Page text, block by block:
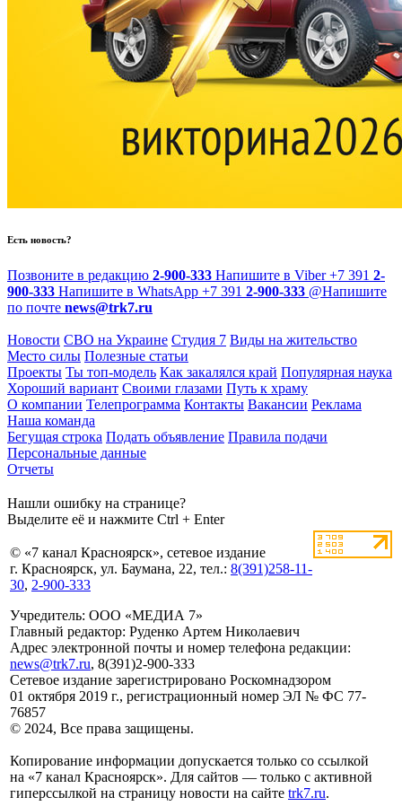
Есть новость?
Позвоните в редакцию 2-900-333 Напишите в Viber +7 391 2-
900-333 Напишите в WhatsApp +7 391 2-900-333 @Напишите
по почте news@trk7.ru
Новости СВО на Украине Студия 7 Виды на жительство
Место силы Полезные статьи
Проекты Ты топ-модель Как закалялся край Популярная наука
Хороший вариант Своими глазами Путь к храму
О компании Телепрограмма Контакты Вакансии Реклама
Наша команда
Бегущая строка Подать объявление Правила подачи
Персональные данные
Отчеты
Нашли ошибку на странице?
Выделите её и нажмите Ctrl + Enter
© «7 канал Красноярск», сетевое издание
г. Красноярск, ул. Баумана, 22, тел.: 8(391)258-11-
30, 2-900-333
Учредитель: ООО «МЕДИА 7»
Главный редактор: Руденко Артем Николаевич
Адрес электронной почты и номер телефона редакции:
news@trk7.ru, 8(391)2-900-333
Сетевое издание зарегистрировано Роскомнадзором
01 октября 2019 г., регистрационный номер ЭЛ № ФС 77-
76857
© 2024, Все права защищены.
Копирование информации допускается только со ссылкой
на «7 канал Красноярск». Для сайтов — только с активной
гиперссылкой на страницу новости на сайте trk7.ru.